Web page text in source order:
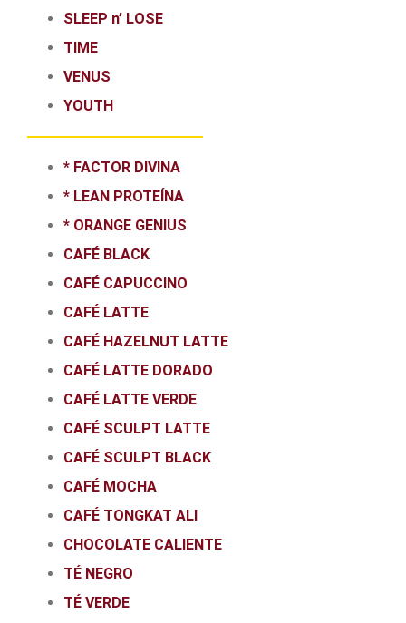
SLEEP n’ LOSE
TIME
VENUS
YOUTH
* FACTOR DIVINA
* LEAN PROTEÍNA
* ORANGE GENIUS
CAFÉ BLACK
CAFÉ CAPUCCINO
CAFÉ LATTE
CAFÉ HAZELNUT LATTE
CAFÉ LATTE DORADO
CAFÉ LATTE VERDE
CAFÉ SCULPT LATTE
CAFÉ SCULPT BLACK
CAFÉ MOCHA
CAFÉ TONGKAT ALI
CHOCOLATE CALIENTE
TÉ NEGRO
TÉ VERDE